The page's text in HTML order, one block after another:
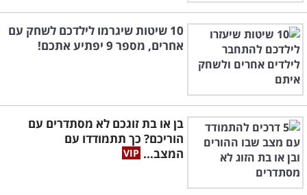
10 שיטות שיגרמו לילדכם לשחק עם
אחרים, מספר 9 יפתיע אתכם!
בן או בת זוגכם לא מסתדרים עם
הוריכם? כך תתמודדו עם
המצב...